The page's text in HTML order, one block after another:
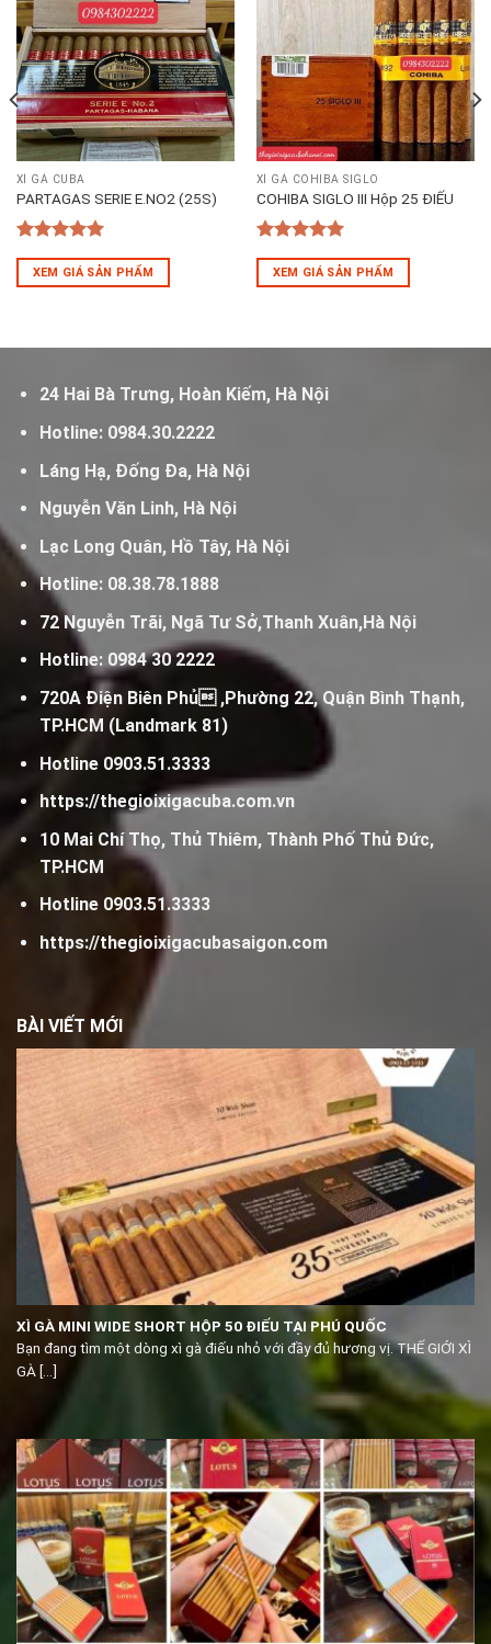
XÌ GÀ CUBA
PARTAGAS SERIE E.NO2 (25S)
5out of 5
XEM GIÁ SẢN PHẨM
XÌ GÀ COHIBA SIGLO
COHIBA SIGLO III Hộp 25 ĐIẾU
5out of 5
XEM GIÁ SẢN PHẨM
24 Hai Bà Trưng, Hoàn Kiếm, Hà Nội
Hotline: 0984.30.2222
Láng Hạ, Đống Đa, Hà Nội
Nguyễn Văn Linh, Hà Nội
Lạc Long Quân, Hồ Tây, Hà Nội
Hotline: 08.38.78.1888
72 Nguyễn Trãi, Ngã Tư Sở,Thanh Xuân,Hà Nội
Hotline: 0984 30 2222
720A Điện Biên Phủ ,Phường 22, Quận Bình Thạnh,
TP.HCM (Landmark 81)
Hotline 0903.51.3333
https://thegioixigacuba.com.vn
10 Mai Chí Thọ, Thủ Thiêm, Thành Phố Thủ Đức,
TP.HCM
Hotline 0903.51.3333
https://thegioixigacubasaigon.com
BÀI VIẾT MỚI
XÌ GÀ MINI WIDE SHORT HỘP 50 ĐIẾU TẠI PHÚ QUỐC
Bạn đang tìm một dòng xì gà điếu nhỏ với đầy đủ hương vị. THẾ GIỚI XÌ
GÀ [...]